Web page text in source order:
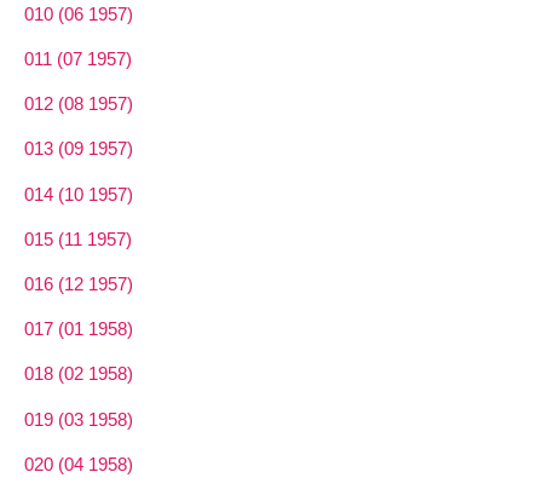
010 (06 1957)
011 (07 1957)
012 (08 1957)
013 (09 1957)
014 (10 1957)
015 (11 1957)
016 (12 1957)
017 (01 1958)
018 (02 1958)
019 (03 1958)
020 (04 1958)